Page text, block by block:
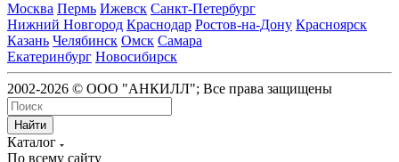
Москва Пермь Ижевск Санкт-Петербург
Нижний Новгород Краснодар Ростов-на-Дону Красноярск
Казань Челябинск Омск Самара
Екатеринбург Новосибирск
2002-2026 © ООО "АНКИЛЛ"; Все права защищены
Найти
Каталог
По всему сайту